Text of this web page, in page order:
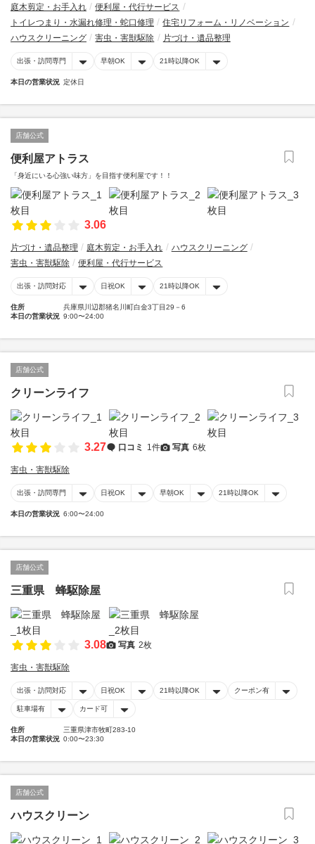
庭木剪定・お手入れ
便利屋・代行サービス
トイレつまり・水漏れ修理・蛇口修理
住宅リフォーム・リノベーション
ハウスクリーニング
害虫・害獣駆除 片づけ・遺品整理
出張・訪問専門 早朝OK 21時以降OK
本日の営業状況 定休日
店舗公式
便利屋アトラス
「身近にいる心強い味方」を目指す便利屋です！！
3.06
片づけ・遺品整理 庭木剪定・お手入れ
ハウスクリーニング
害虫・害獣駆除
便利屋・代行サービス
出張・訪問対応 日祝OK 21時以降OK
住所
兵庫県川辺郡猪名川町白金3丁目29－6
本日の営業状況 9:00〜24:00
店舗公式
クリーンライフ
3.27 口コミ 1件 写真 6枚
害虫・害獣駆除
出張・訪問専門 日祝OK 早朝OK 21時以降OK
本日の営業状況 6:00〜24:00
店舗公式
三重県 蜂駆除屋
3.08 写真 2枚
害虫・害獣駆除
出張・訪問対応 日祝OK 21時以降OK クーポン有
駐車場有 カード可
住所
三重県津市牧町283-10
本日の営業状況 0:00〜23:30
店舗公式
ハウスクリーン